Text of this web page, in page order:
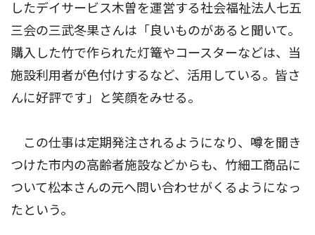
したデイサービス木曽を運営する社会福祉法人七五
三会の三武冬果さんは「良いものがあると聞いて。
購入した竹で作られた灯篭やコースターなどは、当
施設利用者が色付けするなど、活用している。皆さ
んに好評です」と笑顔をみせる。
この仕事は定期発注されるようになり、噂を聞き
つけた市内の高齢者施設などからも、竹細工商品に
ついて松本さんの元へ問い合わせがくるようになっ
たという。